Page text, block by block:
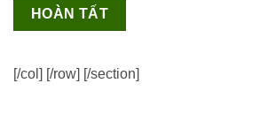
[/col] [/row] [/section]